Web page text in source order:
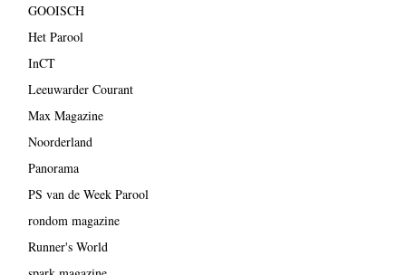
GOOISCH
Het Parool
InCT
Leeuwarder Courant
Max Magazine
Noorderland
Panorama
PS van de Week Parool
rondom magazine
Runner's World